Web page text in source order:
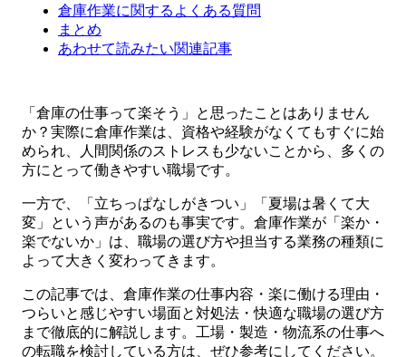
倉庫作業に関するよくある質問
まとめ
あわせて読みたい関連記事
「倉庫の仕事って楽そう」と思ったことはありません
か？実際に倉庫作業は、資格や経験がなくてもすぐに始
められ、人間関係のストレスも少ないことから、多くの
方にとって働きやすい職場です。
一方で、「立ちっぱなしがきつい」「夏場は暑くて大
変」という声があるのも事実です。倉庫作業が「楽か・
楽でないか」は、職場の選び方や担当する業務の種類に
よって大きく変わってきます。
この記事では、倉庫作業の仕事内容・楽に働ける理由・
つらいと感じやすい場面と対処法・快適な職場の選び方
まで徹底的に解説します。工場・製造・物流系の仕事へ
の転職を検討している方は、ぜひ参考にしてください。